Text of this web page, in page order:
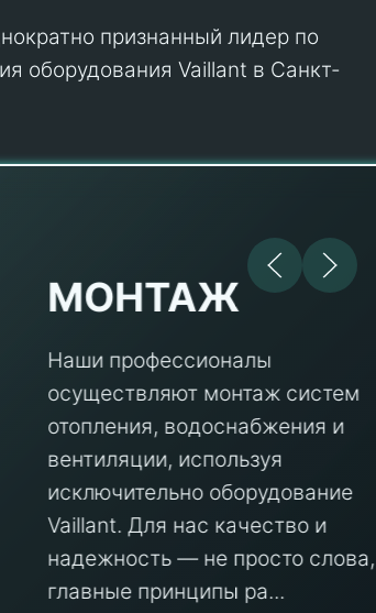
признанный лидер по
оборудования Vaillant в Санкт-
МОНТАЖ
Наши профессионалы
осуществляют монтаж систем
отопления, водоснабжения и
вентиляции, используя
исключительно оборудование
Vaillant. Для нас качество и
надежность — не просто слова, а
главные принципы ра...